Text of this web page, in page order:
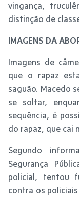
vingança,
distinção de
IMAGENS DA
Imagens de
que o rapaz
saguão. Macedo
se soltar,
sequência, é
do rapaz, que cai
Segundo
Segurança
policial, tentou
contra os